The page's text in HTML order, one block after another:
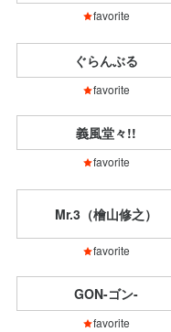
favorite
ぐらんぶる
favorite
義風堂々!!
favorite
Mr.3（檜山修之）
favorite
GON-ゴン-
favorite